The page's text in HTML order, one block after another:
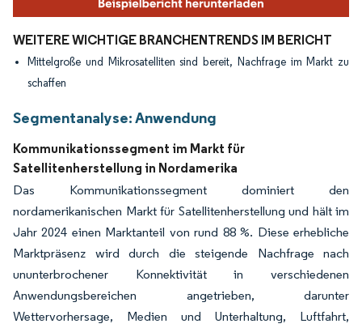
WEITERE WICHTIGE BRANCHENTRENDS IM BERICHT
Mittelgroße und Mikrosatelliten sind bereit, Nachfrage im Markt zu
schaffen
Segmentanalyse: Anwendung
Kommunikationssegment im Markt für
Satellitenherstellung in Nordamerika
Das Kommunikationssegment dominiert den
nordamerikanischen Markt für Satellitenherstellung und hält im
Jahr 2024 einen Marktanteil von rund 88 %. Diese erhebliche
Marktpräsenz wird durch die steigende Nachfrage nach
ununterbrochener Konnektivität in verschiedenen
Anwendungsbereichen angetrieben, darunter
Wettervorhersage, Medien und Unterhaltung, Luftfahrt,